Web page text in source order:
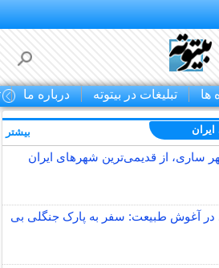
ها تبلیغات در بیتوته درباره ما
ساری، از قدیمی‌ترین شهرهای ایران
آغوش طبیعت: سفر به پارک جنگلی بی
بیشتر